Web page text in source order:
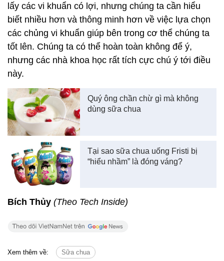
lấy các vi khuẩn có lợi, nhưng chúng ta cần hiểu
biết nhiều hơn và thông minh hơn về việc lựa chọn
các chủng vi khuẩn giúp bên trong cơ thể chúng ta
tốt lên. Chúng ta có thể hoàn toàn không để ý,
nhưng các nhà khoa học rất tích cực chú ý tới điều
này.
Quý ông chần chừ gì mà không
dùng sữa chua
Tại sao sữa chua uống Fristi bị
“hiểu nhầm” là đóng váng?
Bích Thủy (Theo Tech Inside)
Xem thêm về: Sữa chua